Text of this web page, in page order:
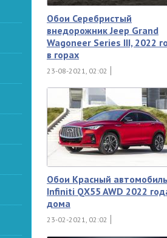
Обои Серебристый
внедорожник Jeep Grand
Wagoneer Series III, 2022
в горах
23-08-2021, 02:02
Обои Красный
Infiniti QX55 AWD 2022
дома
23-02-2021, 02:02